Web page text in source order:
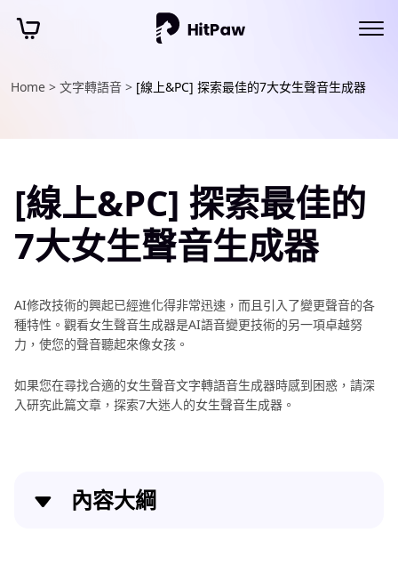
Home > 文字轉語音 > [線上&PC] 探索最佳的7大女生聲音生成器
[線上&PC] 探索最佳的
7大女生聲音生成器
AI修改技術的興起已經進化得非常迅速，而且引入了變更聲音的各
種特性。觀看女生聲音生成器是AI語音變更技術的另一項卓越努
力，使您的聲音聽起來像女孩。
如果您在尋找合適的女生聲音文字轉語音生成器時感到困惑，請深
入研究此篇文章，探索7大迷人的女生聲音生成器。
內容大綱